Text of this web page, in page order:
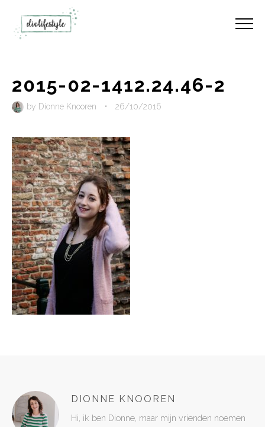
2015-02-1412.24.46-2
by Dionne Knooren • 26/10/2016
DIONNE KNOOREN
Hi, ik ben Dionne, maar mijn vrienden noemen